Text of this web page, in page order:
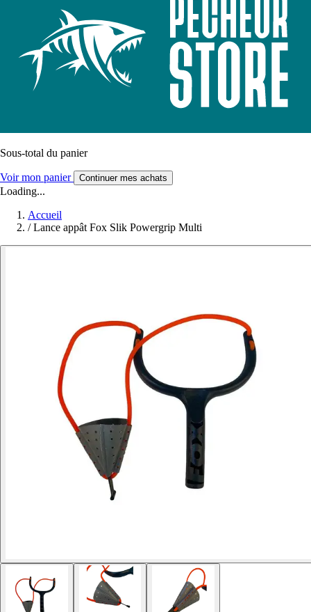
Sous-total du panier
Voir mon panier Continuer mes achats
Loading...
Accueil
/ Lance appât Fox Slik Powergrip Multi